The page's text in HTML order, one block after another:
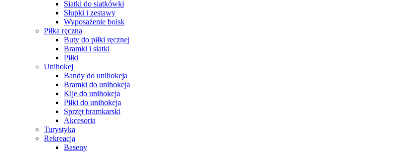
Siatki do siatkówki
Słupki i zestawy
Wyposażenie boisk
Piłka ręczna
Buty do piłki ręcznej
Bramki i siatki
Piłki
Unihokej
Bandy do unihokeja
Bramki do unihokeja
Kije do unihokeja
Piłki do unihokeja
Sprzęt bramkarski
Akcesoria
Turystyka
Rekreacja
Baseny